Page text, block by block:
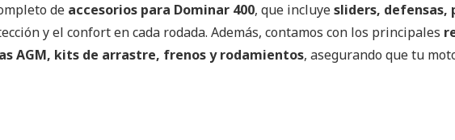
de accesorios para Dominar 400, que incluyesliders, defensas,
y el confort en cada rodada. Además, contamos con los principales
AGM, kits de arrastre, frenos y rodamientos, asegurando que tu